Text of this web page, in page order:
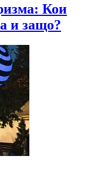
Кои
и защо?